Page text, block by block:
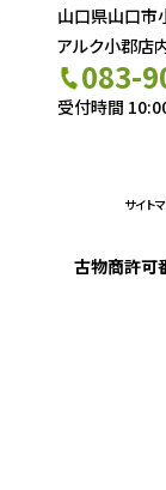
山口県山口市
アルク小郡店
083-
受付時間
サイト
古物商許可